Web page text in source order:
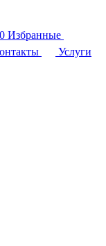
0 Избранные
Услуги